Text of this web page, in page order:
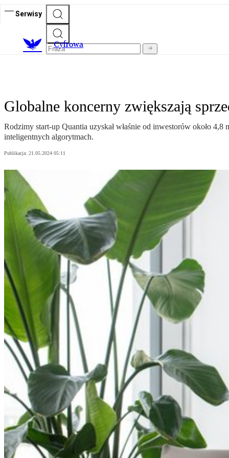
Serwisy
Cyfrowa
Globalne koncerny zwiększają
Rodzimy start-up Quantia uzyskał właśnie od inwestorów około
inteligentnych algorytmach.
Publikacja: 21.05.2024 05:11